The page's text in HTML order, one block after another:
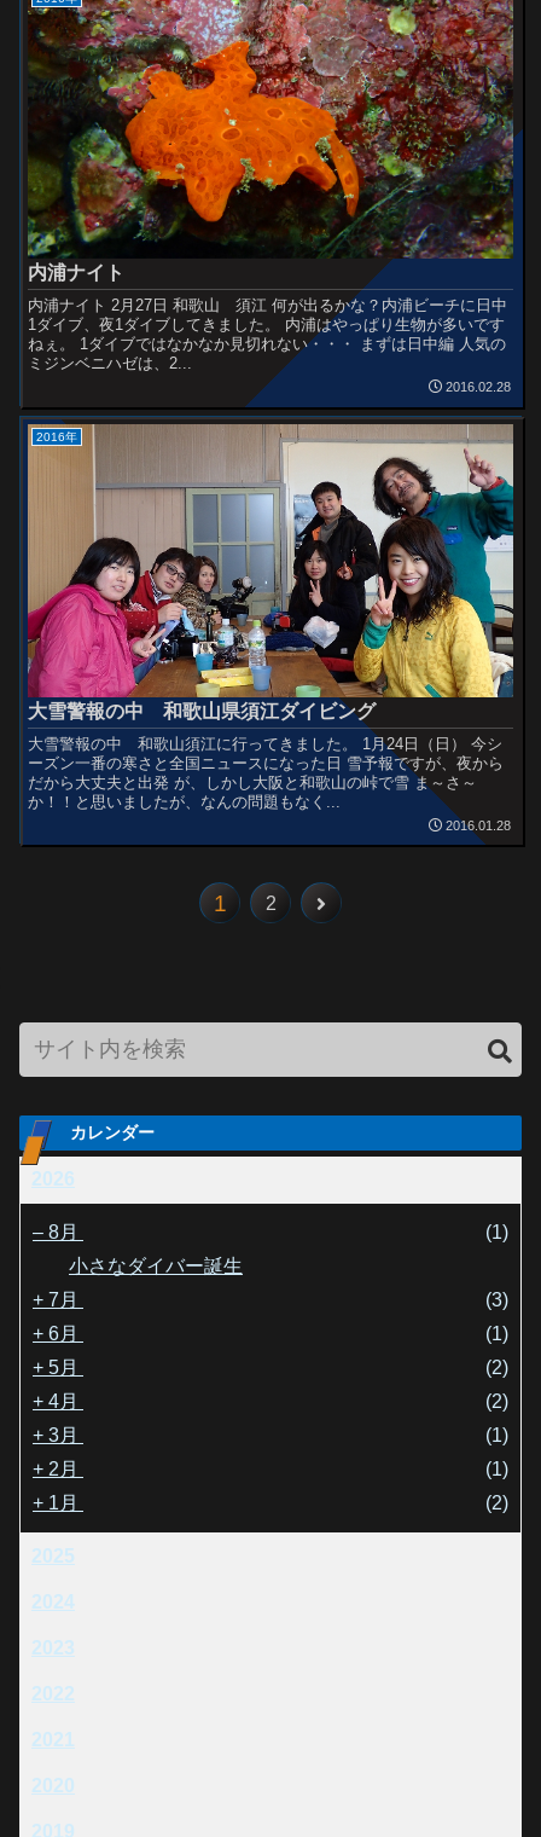
内浦ナイト
内浦ナイト 2月27日 和歌山 須江 何が出るかな？内浦ビーチに日中
1ダイブ、夜1ダイブしてきました。 内浦はやっぱり生物が多いです
ねぇ。 1ダイブではなかなか見切れない・・・ まずは日中編 人気の
ミジンベニハゼは、2...
2016.02.28
2016年
大雪警報の中 和歌山県須江ダイビング
大雪警報の中 和歌山須江に行ってきました。 1月24日（日） 今シ
ーズン一番の寒さと全国ニュースになった日 雪予報ですが、夜から
だから大丈夫と出発 が、しかし大阪と和歌山の峠で雪 ま～さ～
か！！と思いましたが、なんの問題もなく...
2016.01.28
1 2
カレンダー
2026
– 8月
(1)
小さなダイバー誕生
+ 7月
(3)
+ 6月
(1)
+ 5月
(2)
+ 4月
(2)
+ 3月
(1)
+ 2月
(1)
+ 1月 (2)
2025
2024
2023
2022
2021
2020
2019